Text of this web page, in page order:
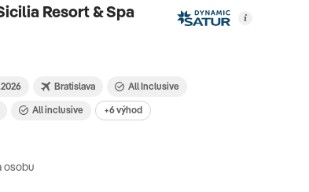
Resort & Spa
Bratislava All Inclusive
All inclusive +6 výhod
osobu